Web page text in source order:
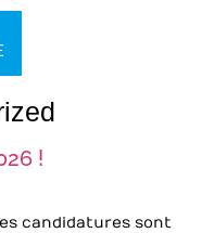
!
candidatures sont